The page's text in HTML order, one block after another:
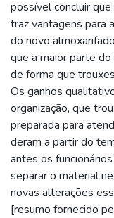
possível concluir
traz vantagens para
do novo
que a maior parte
de forma que
Os ganhos
organização, que
preparada para
deram a partir do
antes os
separar o material
novas alterações
[resumo fornecido